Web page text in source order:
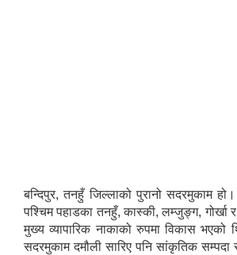
बन्दिपुर, तनहुँ जिल्लाको पुरानो सदरमुकाम
पश्चिम पहाडका तनहुँ, कास्की, लम्जुङ्ग, गोर्खा
मुख्य व्यापारिक नाकाको रुपमा विकास
सदरमुकाम दमौली सारिए पनि सांकृतिक सम्पदा